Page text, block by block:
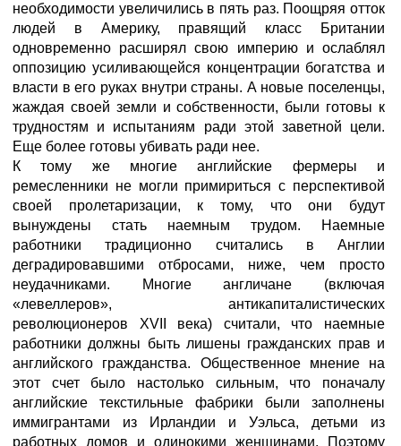
необходимости увеличились в пять раз. Поощряя отток
людей в Америку, правящий класс Британии
одновременно расширял свою империю и ослаблял
оппозицию усиливающейся концентрации богатства и
власти в его руках внутри страны. А новые поселенцы,
жаждая своей земли и собственности, были готовы к
трудностям и испытаниям ради этой заветной цели.
Еще более готовы убивать ради нее.
К тому же многие английские фермеры и
ремесленники не могли примириться с перспективой
своей пролетаризации, к тому, что они будут
вынуждены стать наемным трудом. Наемные
работники традиционно считались в Англии
деградировавшими отбросами, ниже, чем просто
неудачниками. Многие англичане (включая
«левеллеров», антикапиталистических
революционеров XVII века) считали, что наемные
работники должны быть лишены гражданских прав и
английского гражданства. Общественное мнение на
этот счет было настолько сильным, что поначалу
английские текстильные фабрики были заполнены
иммигрантами из Ирландии и Уэльса, детьми из
работных домов и одинокими женщинами. Поэтому